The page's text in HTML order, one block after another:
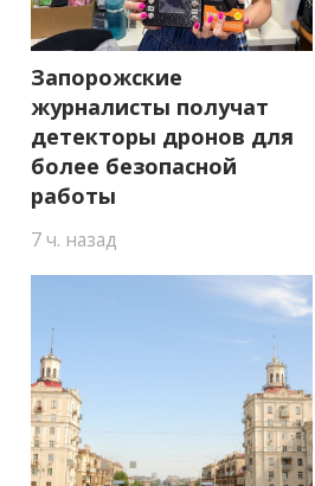
Запорожские
журналисты получат
детекторы дронов для
более безопасной
работы
7 ч. назад